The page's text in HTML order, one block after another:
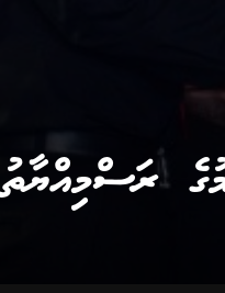
ރަސްމިއްޔާތު